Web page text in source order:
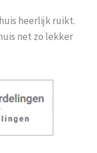
heerlijk ruikt.
net zo lekker